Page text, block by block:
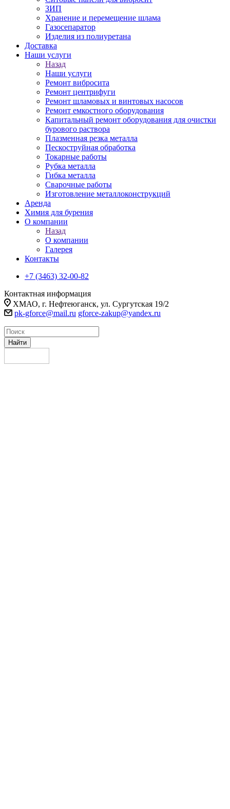
ЗИП
Хранение и перемещение шлама
Газосепаратор
Изделия из полиуретана
Доставка
Наши услуги
Назад
Наши услуги
Ремонт вибросита
Ремонт центрифуги
Ремонт шламовых и винтовых насосов
Ремонт емкостного оборудования
Капитальный ремонт оборудования для очистки
бурового раствора
Плазменная резка металла
Пескоструйная обработка
Токарные работы
Рубка металла
Гибка металла
Сварочные работы
Изготовление металлоконструкций
Аренда
Химия для бурения
О компании
Назад
О компании
Галерея
Контакты
+7 (3463) 32-00-82
Контактная информация
ХМАО, г. Нефтеюганск, ул. Сургутская 19/2
pk-gforce@mail.ru gforce-zakup@yandex.ru
Найти